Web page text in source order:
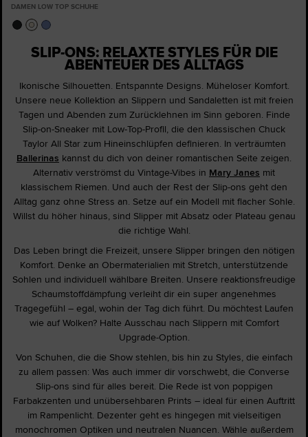
DAMEN LOW TOP SCHUHE
SLIP-ONS: RELAXTE STYLES FÜR DIE
ABENTEUER DES ALLTAGS
Ikonische Silhouetten. Entspannte Designs. Müheloser Komfort.
Unsere neue Kollektion an Slippern und Sandaletten ist mit freien
Tagen und Abenden zum Zurücklehnen im Sinn geboren. Finde
Slip-on-Sneaker mit Low-Top-Profil, die den klassischen Chuck
Taylor All Star zum Hineinschlüpfen definieren. In verträumten
Ballerinas kannst du dich von deiner romantischen Seite zeigen.
Alternativ verströmst du Vintage-Vibes in Mary Janes mit
klassischem Riemen. Und auch der Rest der Slip-ons geht den
Alltag ganz ohne Stress an. Setze auf ein Modell mit flacher Sohle.
Willst du höher hinaus, sind Slipper mit Absatz oder Plateau genau
die richtige Wahl.
Das Leben bringt die Freizeit, unsere Slipper bringen den nötigen
Komfort. Denke an Obermaterialien mit Stretch, unterstützende
Sohlen und individuell wählbare Breiten. Unsere reaktionsfreudige
Schaumstoffdämpfung verleiht dir ein super angenehmes
Tragegefühl – egal, wohin der Tag dich führt. Du möchtest Laufen
wie auf Wolken? Halte Ausschau nach Slippern mit Comfort
Upgrade-Option.
Von Schuhen, die die Show stehlen, bis hin zu Styles, die einfach
zu allem passen: Was auch immer dir vorschwebt, die Converse
Slip-ons sind für alles bereit. Die Rede ist von poppigen
Farbakzenten und unübersehbaren Prints – ideal für einen Auftritt
im Rampenlicht. Dezenter geht es hingegen mit vielseitigen
monochromen Optiken und neutralen Nuancen. Wähle außerdem